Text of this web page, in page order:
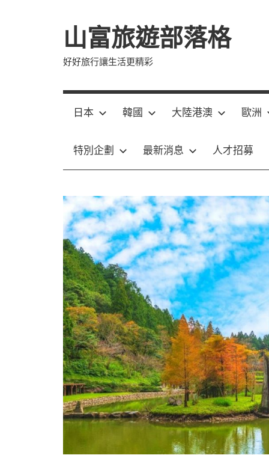
山富旅遊部落格
好好旅行讓生活更精彩
日本 韓國 大陸港澳 歐洲
特別企劃 最新消息 人才招募